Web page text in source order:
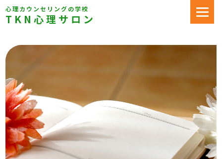
心理カウンセリングの学校
TKN心理サロン